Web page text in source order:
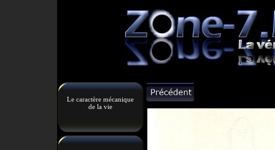
Le caractère mécanique
de la vie